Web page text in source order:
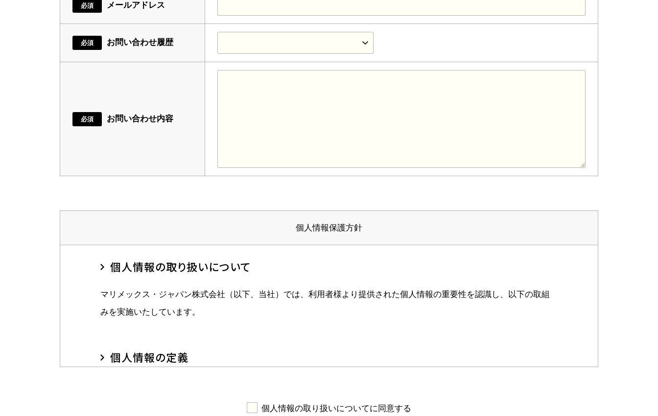
必須 メールアドレス
必須 お問い合わせ履歴
必須 お問い合わせ内容
個人情報保護方針
個人情報の取り扱いについて
マリメックス・ジャパン株式会社（以下、当社）では、利用者様より提供された個人情報の重要性を認識し、以下の取組
みを実施いたしています。
個人情報の定義
号、その他の記述等により個人を識別できるものを意味します。
個人情報の取り扱いについてに同意する